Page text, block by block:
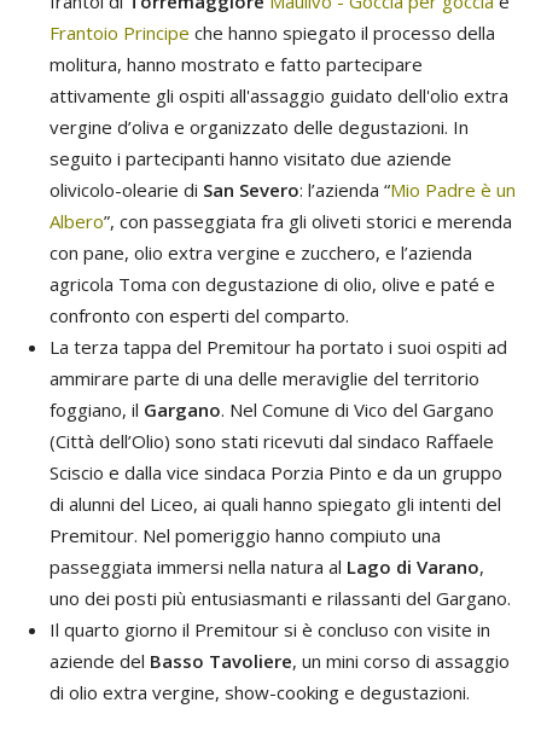
Frantoio Principe che hanno spiegato il processo della
molitura, hanno mostrato e fatto partecipare
attivamente gli ospiti all'assaggio guidato dell'olio extra
vergine d’oliva e organizzato delle degustazioni. In
seguito i partecipanti hanno visitato due aziende
olivicolo-olearie di San Severo: l’azienda “Mio Padre è un
Albero”, con passeggiata fra gli oliveti storici e merenda
con pane, olio extra vergine e zucchero, e l’azienda
agricola Toma con degustazione di olio, olive e paté e
confronto con esperti del comparto.
La terza tappa del Premitour ha portato i suoi ospiti ad
ammirare parte di una delle meraviglie del territorio
foggiano, il Gargano. Nel Comune di Vico del Gargano
(Città dell’Olio) sono stati ricevuti dal sindaco Raffaele
Sciscio e dalla vice sindaca Porzia Pinto e da un gruppo
di alunni del Liceo, ai quali hanno spiegato gli intenti del
Premitour. Nel pomeriggio hanno compiuto una
passeggiata immersi nella natura al Lago di Varano,
uno dei posti più entusiasmanti e rilassanti del Gargano.
Il quarto giorno il Premitour si è concluso con visite in
aziende del Basso Tavoliere, un mini corso di assaggio
di olio extra vergine, show-cooking e degustazioni.